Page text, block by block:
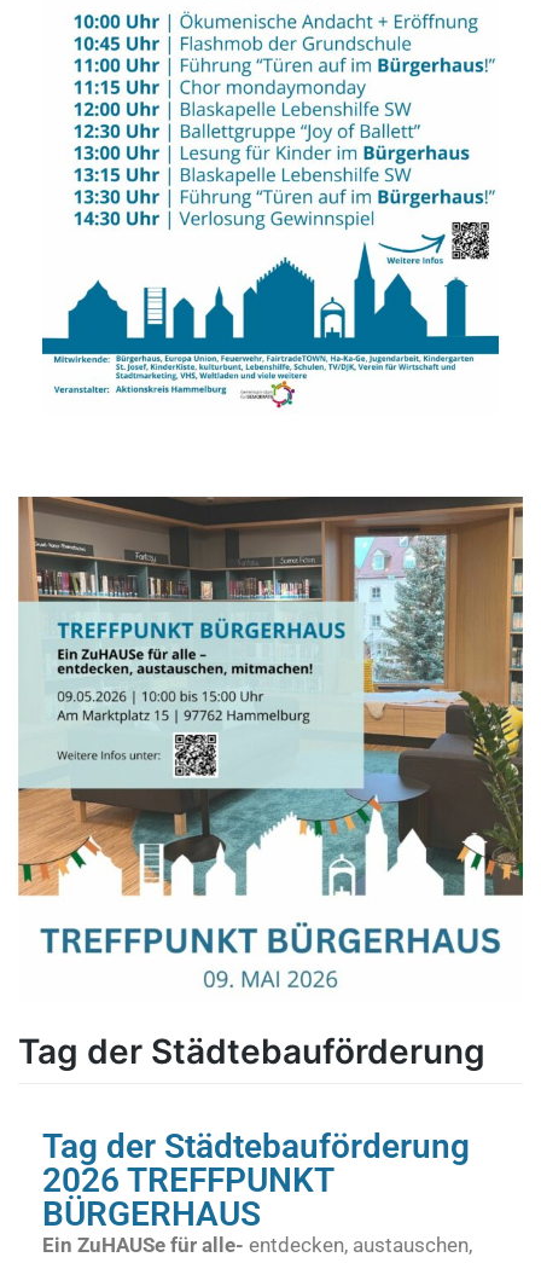
Tag der Städtebauförderung
Tag der Städtebauförderung
2026 TREFFPUNKT
BÜRGERHAUS
Ein ZuHAUSe für alle- entdecken, austauschen,